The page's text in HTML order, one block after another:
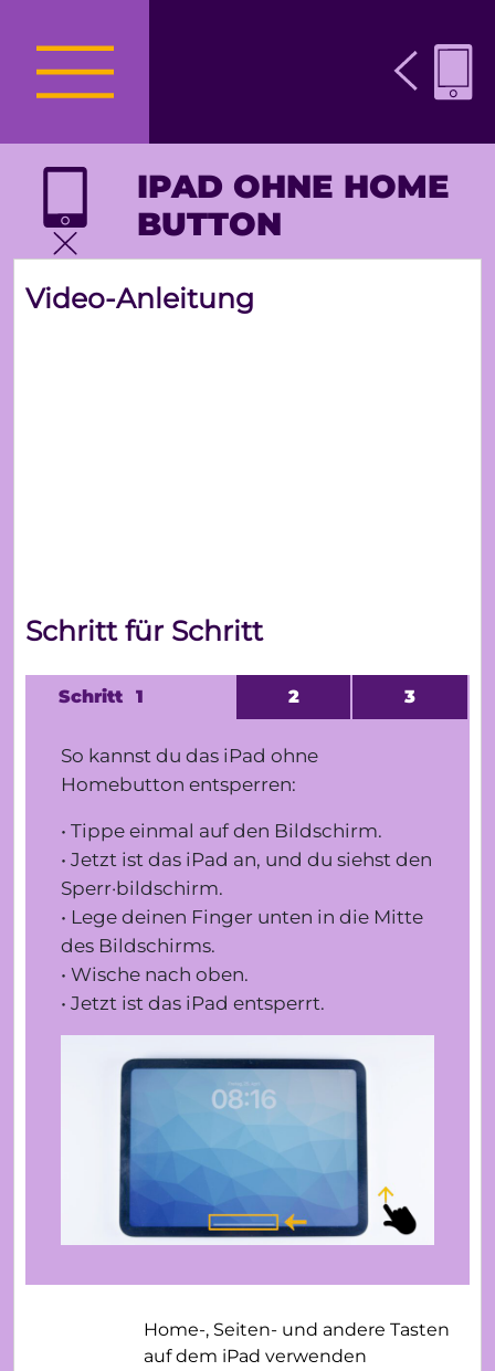
IPAD OHNE HOME
BUTTON
Video-Anleitung
Schritt für Schritt
1 2 3
So kannst du das iPad ohne
Homebutton entsperren:
• Tippe einmal auf den Bildschirm.
• Jetzt ist das iPad an, und du siehst den
Sperr·bildschirm.
• Lege deinen Finger unten in die Mitte
des Bildschirms.
• Wische nach oben.
• Jetzt ist das iPad entsperrt.
Home-, Seiten- und andere Tasten
auf dem iPad verwenden